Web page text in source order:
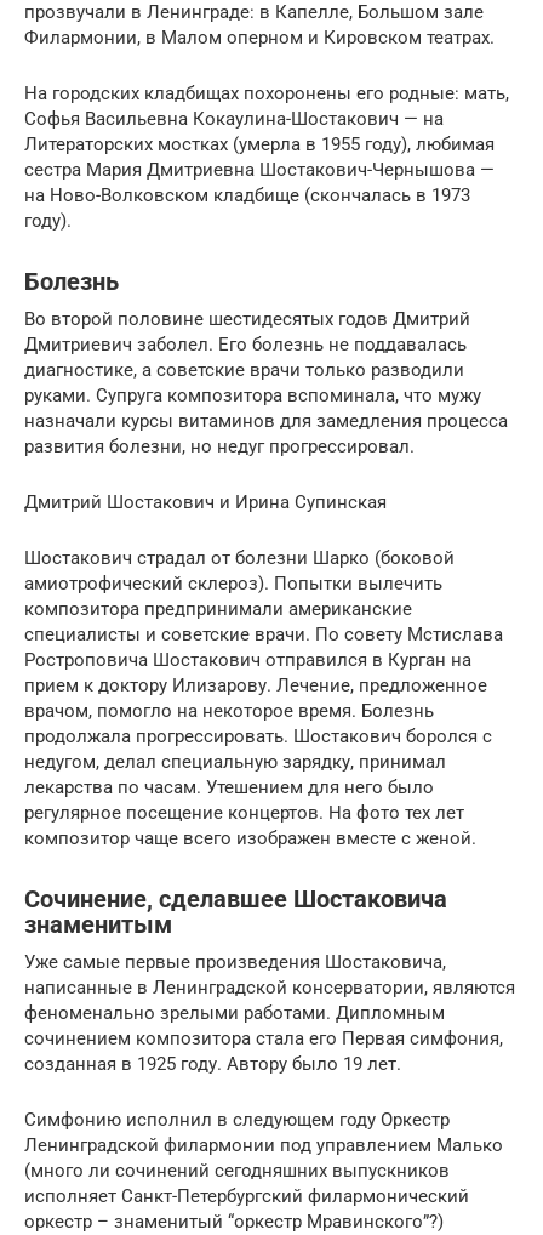
прозвучали в Ленинграде: в Капелле, Большом зале
Филармонии, в Малом оперном и Кировском театрах.
На городских кладбищах похоронены его родные: мать,
Софья Васильевна Кокаулина-Шостакович — на
Литераторских мостках (умерла в 1955 году), любимая
сестра Мария Дмитриевна Шостакович-Чернышова —
на Ново-Волковском кладбище (скончалась в 1973
году).
Болезнь
Во второй половине шестидесятых годов Дмитрий
Дмитриевич заболел. Его болезнь не поддавалась
диагностике, а советские врачи только разводили
руками. Супруга композитора вспоминала, что мужу
назначали курсы витаминов для замедления процесса
развития болезни, но недуг прогрессировал.
Дмитрий Шостакович и Ирина Супинская
Шостакович страдал от болезни Шарко (боковой
амиотрофический склероз). Попытки вылечить
композитора предпринимали американские
специалисты и советские врачи. По совету Мстислава
Ростроповича Шостакович отправился в Курган на
прием к доктору Илизарову. Лечение, предложенное
врачом, помогло на некоторое время. Болезнь
продолжала прогрессировать. Шостакович боролся с
недугом, делал специальную зарядку, принимал
лекарства по часам. Утешением для него было
регулярное посещение концертов. На фото тех лет
композитор чаще всего изображен вместе с женой.
Сочинение, сделавшее Шостаковича
знаменитым
Уже самые первые произведения Шостаковича,
написанные в Ленинградской консерватории, являются
феноменально зрелыми работами. Дипломным
сочинением композитора стала его Первая симфония,
созданная в 1925 году. Автору было 19 лет.
Симфонию исполнил в следующем году Оркестр
Ленинградской филармонии под управлением Малько
(много ли сочинений сегодняшних выпускников
исполняет Санкт-Петербургский филармонический
оркестр – знаменитый “оркестр Мравинского”?)